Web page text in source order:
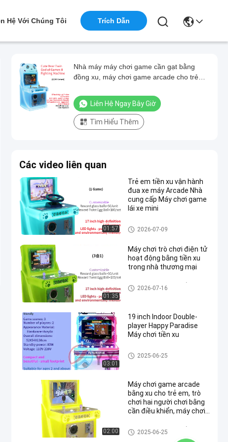
Hệ Với Chúng Tôi Trích Dẫn
Nhà máy máy chơi game cần gạt bằng
đồng xu, máy chơi game arcade cho trẻ
Liên Hệ Ngay Bây Giờ
Tìm Hiểu Thêm
Các video liên quan
01:57
Trẻ em tiền xu vận hành
đua xe máy Arcade Nhà
cung cấp Máy chơi game
lái xe mini
Máy Chơi Game Đua Xe Cho T
rẻ Em
2026-07-09
01:35
Máy chơi trò chơi điện tử
hoạt động bằng tiền xu
trong nhà thương mại
Máy trò chơi rocker trẻ em
2026-07-16
03:01
19 inch Indoor Double-
player Happy Paradise
Máy chơi tiền xu
Máy Chơi Game Đua Xe Cho T
rẻ Em
2025-06-25
02:00
Máy chơi game arcade
bằng xu cho trẻ em, trò
chơi hai người chơi bằng
cần điều khiển, máy chơi
Máy trò chơi rocker trẻ em
2025-06-25